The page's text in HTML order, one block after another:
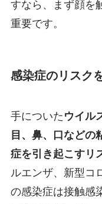
すなら、まず顔を
重要です。
感染症のリスク
手についた ウイル
目、鼻、口などの
症を引き起こすリ
ルエンザ、新型コ
の感染症は接触感